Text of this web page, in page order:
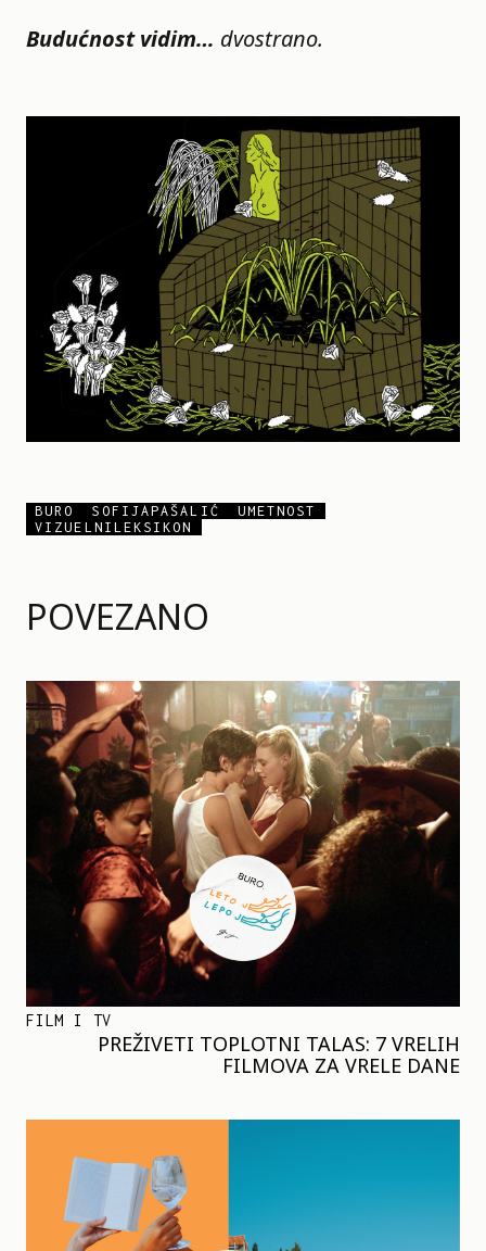
POVEZANO
FILM I TV
PREŽIVETI TOPLOTNI TALAS: 7 VRELIH
FILMOVA ZA VRELE DANE
Budućnost vidim… dvostrano.
BURO SOFIJAPAŠALIĆ
UMETNOST
VIZUELNILEKSIKON